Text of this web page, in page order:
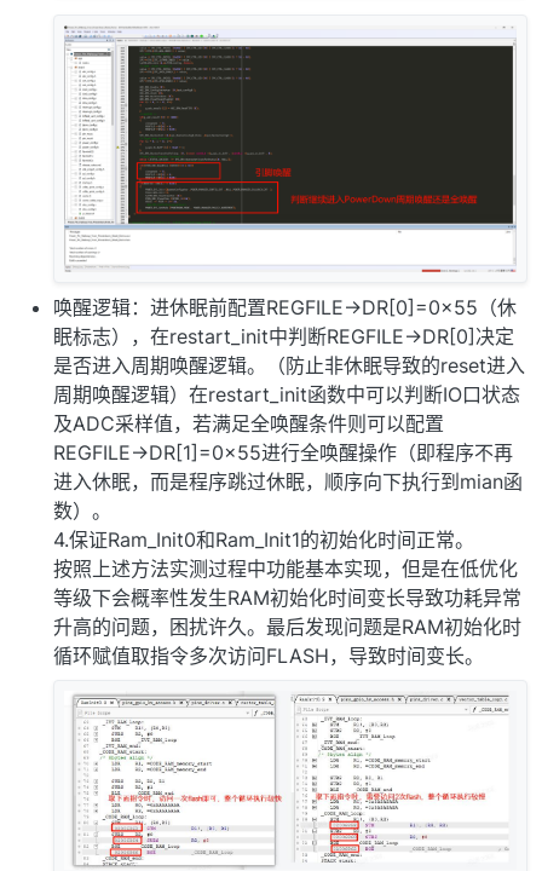
唤醒逻辑：进休眠前配置REGFILE->DR[0]=0x55（休
眠标志），在restart_init中判断REGFILE->DR[0]决定
是否进入周期唤醒逻辑。（防止非休眠导致的reset进入
周期唤醒逻辑）在restart_init函数中可以判断IO口状态
及ADC采样值，若满足全唤醒条件则可以配置
REGFILE->DR[1]=0x55进行全唤醒操作（即程序不再
进入休眠，而是程序跳过休眠，顺序向下执行到mian函
数）。
4.保证Ram_Init0和Ram_Init1的初始化时间正常。
按照上述方法实测过程中功能基本实现，但是在低优化
等级下会概率性发生RAM初始化时间变长导致功耗异常
升高的问题，困扰许久。最后发现问题是RAM初始化时
循环赋值取指令多次访问FLASH，导致时间变长。